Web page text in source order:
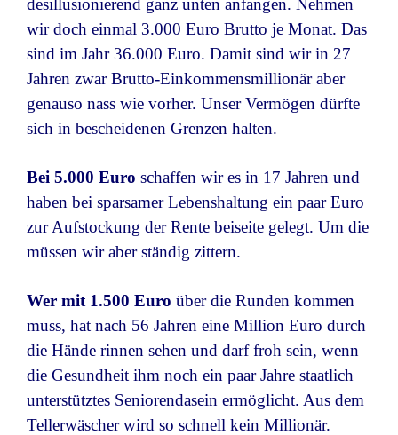
desillusionierend ganz unten anfangen. Nehmen
wir doch einmal 3.000 Euro Brutto je Monat. Das
sind im Jahr 36.000 Euro. Damit sind wir in 27
Jahren zwar Brutto-Einkommensmillionär aber
genauso nass wie vorher. Unser Vermögen dürfte
sich in bescheidenen Grenzen halten.
Bei 5.000 Euro schaffen wir es in 17 Jahren und
haben bei sparsamer Lebenshaltung ein paar Euro
zur Aufstockung der Rente beiseite gelegt. Um die
müssen wir aber ständig zittern.
Wer mit 1.500 Euro über die Runden kommen
muss, hat nach 56 Jahren eine Million Euro durch
die Hände rinnen sehen und darf froh sein, wenn
die Gesundheit ihm noch ein paar Jahre staatlich
unterstütztes Seniorendasein ermöglicht. Aus dem
Tellerwäscher wird so schnell kein Millionär.